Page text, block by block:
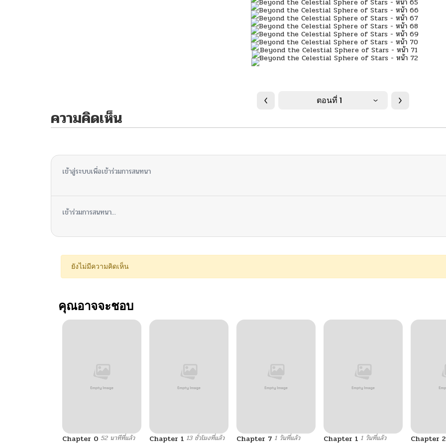
ตอนที่ 1
ความคิดเห็น
เข้าสู่ระบบเพื่อเข้าร่วมการสนทนา
เข้าร่วมการสนทนา...
ยังไม่มีความคิดเห็น
คุณอาจจะชอบ
Chapter 0 52 นาทีที่แล้ว Chapter 1 13 ชั่วโมงที่แล้ว Chapter 7 1 วันที่แล้ว Chapter 1 1 วันที่แล้ว Chapter